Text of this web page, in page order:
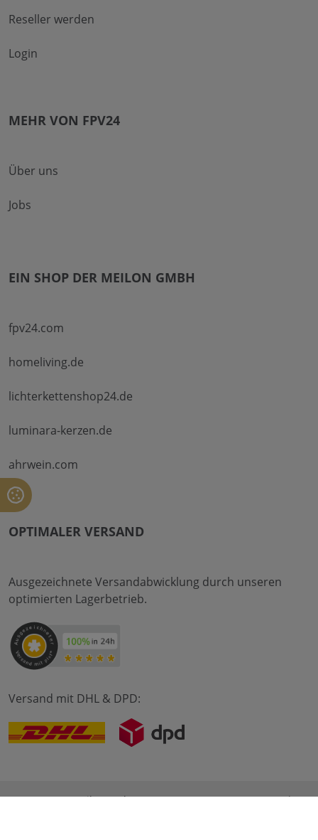
Reseller werden
Login
MEHR VON FPV24
Über uns
Jobs
EIN SHOP DER MEILON GMBH
fpv24.com
homeliving.de
lichterkettenshop24.de
luminara-kerzen.de
ahrwein.com
OPTIMALER VERSAND
Ausgezeichnete Versandabwicklung durch unseren
optimierten Lagerbetrieb.
Versand mit DHL & DPD:
© 2012-2026 meilon GmbH Impressum AGB Datenschutz